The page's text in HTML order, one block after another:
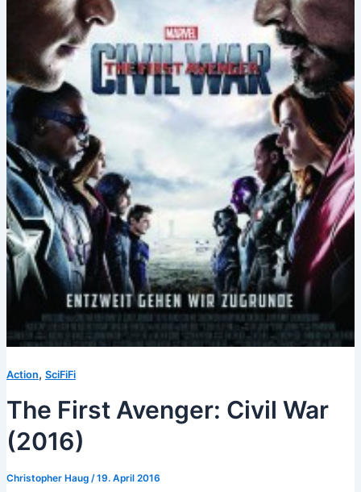
Action, SciFiFi
The First Avenger: Civil War
(2016)
Christopher Haug /19. April 2016